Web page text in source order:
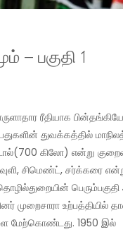
– பகுதி 1
துவக்கத்தில்
கிலோ) என்று
சிமெண்ட், சர்க்கரை
முறைசாரா உற்பத்தியில்
மேற்கொண்டது. 1950 இல்